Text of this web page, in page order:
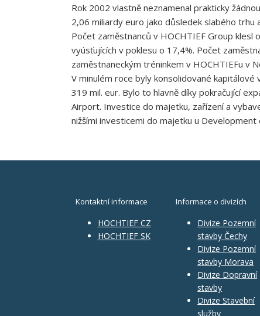
Rok 2002 vlastně neznamenal prakticky
2,06 miliardy euro jako důsledek slabého trhu
Počet zaměstnanců v HOCHTIEF Group
vyúsťujících v poklesu o 17,4%. Počet
zaměstnaneckým tréninkem v HOCHTIEFu v
V minulém roce byly konsolidované
319 mil. eur. Bylo to hlavně díky pokračující
Airport. Investice do majetku, zařízení a
nižšími investicemi do majetku u Development
Kontaktní informace
HOCHTIEF CZ
HOCHTIEF SK
Informace o divizích
Divize Pozemní
stavby Čechy
Divize Pozemní
stavby Morava
Divize Dopravní
stavby
Divize Stavební
služby